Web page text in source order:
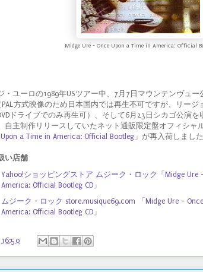
Midge Ure - Once Upon a Time in America: Official
・ユーロの1989年USツアー中、7月7日マウンテンヴュ
PAL方式映像のため日本国内では再生不可ですが、リー
ドライブでのみ再生可）、そして6月23日シカゴ公演を
自主制作リリースしていたネット通販限定盤オフィシャ
Upon a Time in America: Official Bootleg 」が再入荷しました
い店舗
Yahoo!ショッピングストア ムジーク・ロック「Midge Ure
America: Official Bootleg CD」
ムジーク・ロック store.musique69.com 「Midge Ure -
America: Official Bootleg CD」
16:50